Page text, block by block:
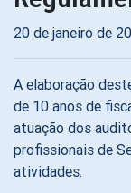
20 de janeiro de
A elaboração
de 10 anos de
atuação dos
profissionais de
atividades.